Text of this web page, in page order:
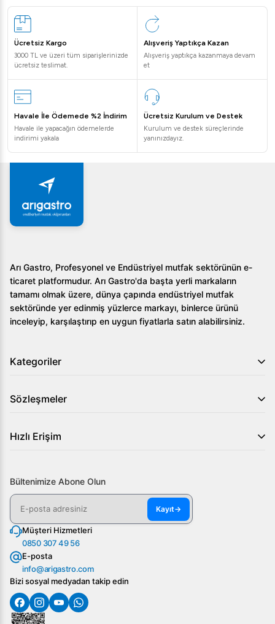
Ücretsiz Kargo
3000 TL ve üzeri tüm siparişlerinizde
ücretsiz teslimat.
Alışveriş Yaptıkça Kazan
Alışveriş yaptıkça kazanmaya devam
et
Havale İle Ödemede %2 İndirim
Havale ile yapacağın ödemelerde
indirimi yakala
Ücretsiz Kurulum ve Destek
Kurulum ve destek süreçlerinde
yanınızdayız.
Arı Gastro, Profesyonel ve Endüstriyel mutfak sektörünün e-
ticaret platformudur. Arı Gastro'da başta yerli markaların
tamamı olmak üzere, dünya çapında endüstriyel mutfak
sektöründe yer edinmiş yüzlerce markayı, binlerce ürünü
inceleyip, karşılaştırıp en uygun fiyatlarla satın alabilirsiniz.
Kategoriler
Sözleşmeler
Hızlı Erişim
Bültenimize Abone Olun
Kayıt→
Müşteri Hizmetleri
0850 307 49 56
E-posta
info@arigastro.com
Bizi sosyal medyadan takip edin